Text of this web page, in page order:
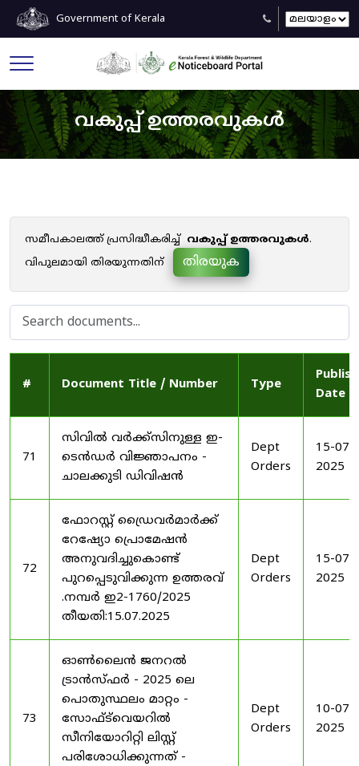
Government of Kerala
വകുപ്പ് ഉത്തരവുകൾ
സമീപകാലത്ത് പ്രസിദ്ധീകരിച്ച് വകുപ്പ് ഉത്തരവുകൾ.
വിപുലമായി തിരയുന്നതിന്
തിരയുക
# Document Title / Number Type
Date
71
സിവിൽ വർക്ക്സിനുള്ള ഇ-
ടെൻഡർ വിജ്ഞാപനം -
ചാലക്കുടി ഡിവിഷൻ
Dept
Orders
15-07-
2025
72
ഫോറസ്റ്റ് ഡ്രൈവർമാർക്ക്
റേഷ്യോ പ്രൊമേഷൻ
അനുവദിച്ചുകൊണ്ട്
പുറപ്പെടുവിക്കുന്ന ഉത്തരവ്
.നമ്പർ ഇ2-1760/2025
തീയതി:15.07.2025
Dept
Orders
15-07-
2025
73
ഓൺലൈൻ ജനറൽ
ട്രാൻസ്ഫർ - 2025 ലെ
പൊതുസ്ഥലം മാറ്റം -
സോഫ്ട്‍വെയറിൽ
സീനിയോറിറ്റി ലിസ്റ്റ്
പരിശോധിക്കുന്നത് -
Dept
Orders
10-07-
2025